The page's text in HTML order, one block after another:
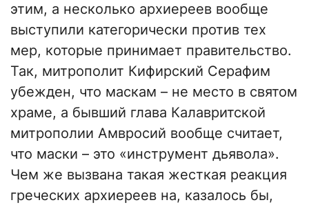
этим, а несколько архиереев вообще
выступили категорически против тех
мер, которые принимает правительство.
Так, митрополит Кифирский Серафим
убежден, что маскам – не место в святом
храме, а бывший глава Калавритской
митрополии Амвросий вообще считает,
что маски – это «инструмент дьявола».
Чем же вызвана такая жесткая реакция
греческих архиереев на, казалось бы,